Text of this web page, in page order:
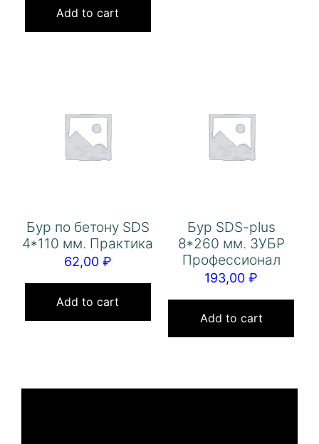
Add to cart
Бур по бетону SDS
4*110 мм. Практика
62,00 ₽
Add to cart
Бур SDS-plus
8*260 мм. ЗУБР
Профессионал
193,00₽
Add to cart